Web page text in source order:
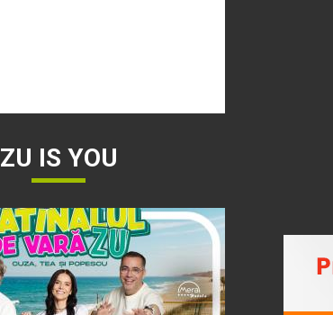
ZU IS YOU